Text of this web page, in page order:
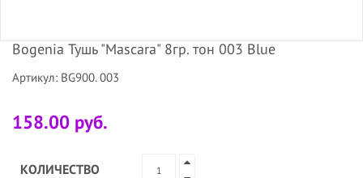
Bogenia Тушь "Mascara" 8гр. тон 003 Blue
Артикул: BG900. 003
158.00 руб.
КОЛИЧЕСТВО